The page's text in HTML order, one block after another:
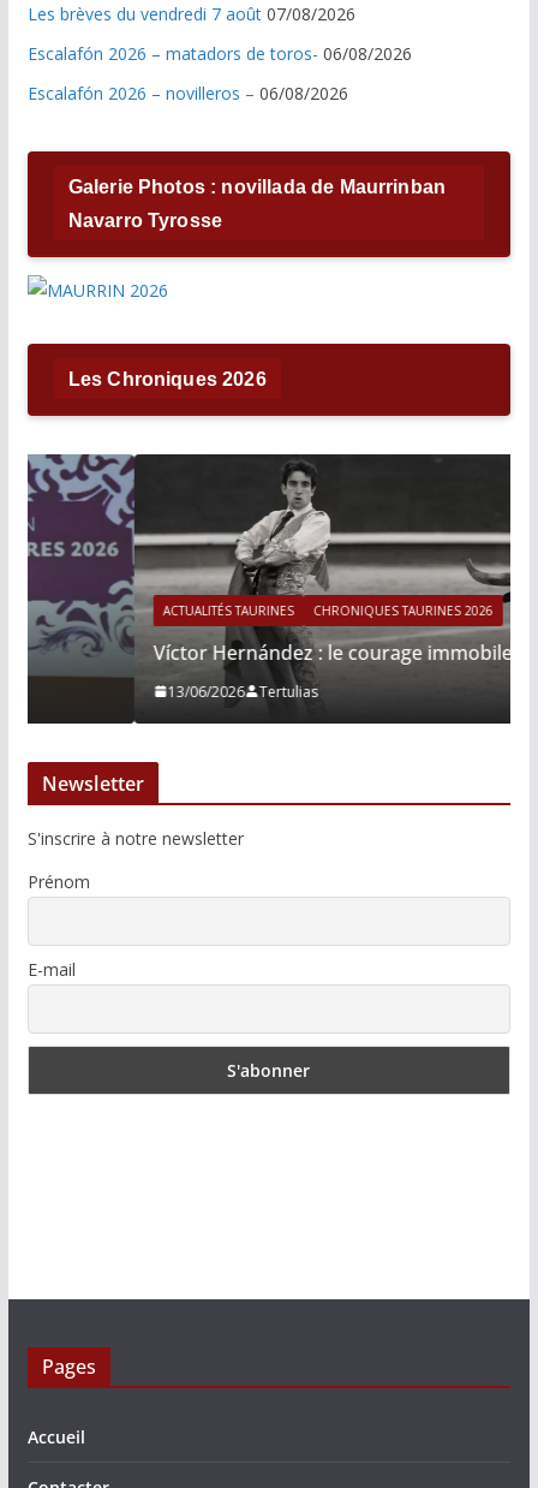
Les brèves du vendredi 7 août 07/08/2026
Escalafón 2026 – matadors de toros- 06/08/2026
Escalafón 2026 – novilleros – 06/08/2026
Galerie Photos : novillada de Maurrinban
Navarro Tyrosse
Les Chroniques 2026
ACTUALITÉS TAURINES CHRONIQUES TAURINES 2026
Víctor Hernández : le courage immobile
Tertulias
Newsletter
S'inscrire à notre newsletter
Prénom
E-mail
Pages
Accueil